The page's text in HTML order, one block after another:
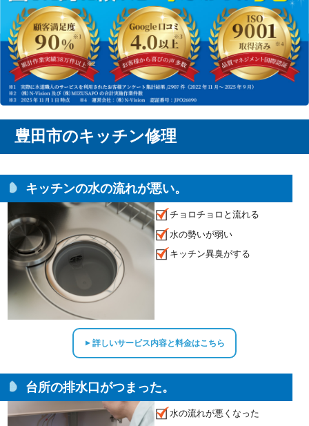
豊田市のキッチン修理
キッチンの水の流れが悪い。
チョロチョロと流れる
水の勢いが弱い
キッチン異臭がする
▲詳しいサービス内容と料金はこちら
台所の排水口がつまった。
水の流れが悪くなった